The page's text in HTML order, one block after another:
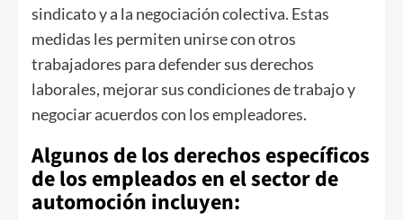
sindicato y a la negociación colectiva. Estas
medidas les permiten unirse con otros
trabajadores para defender sus derechos
laborales, mejorar sus condiciones de trabajo y
negociar acuerdos con los empleadores.
Algunos de los derechos específicos
de los empleados en el sector de
automoción incluyen: